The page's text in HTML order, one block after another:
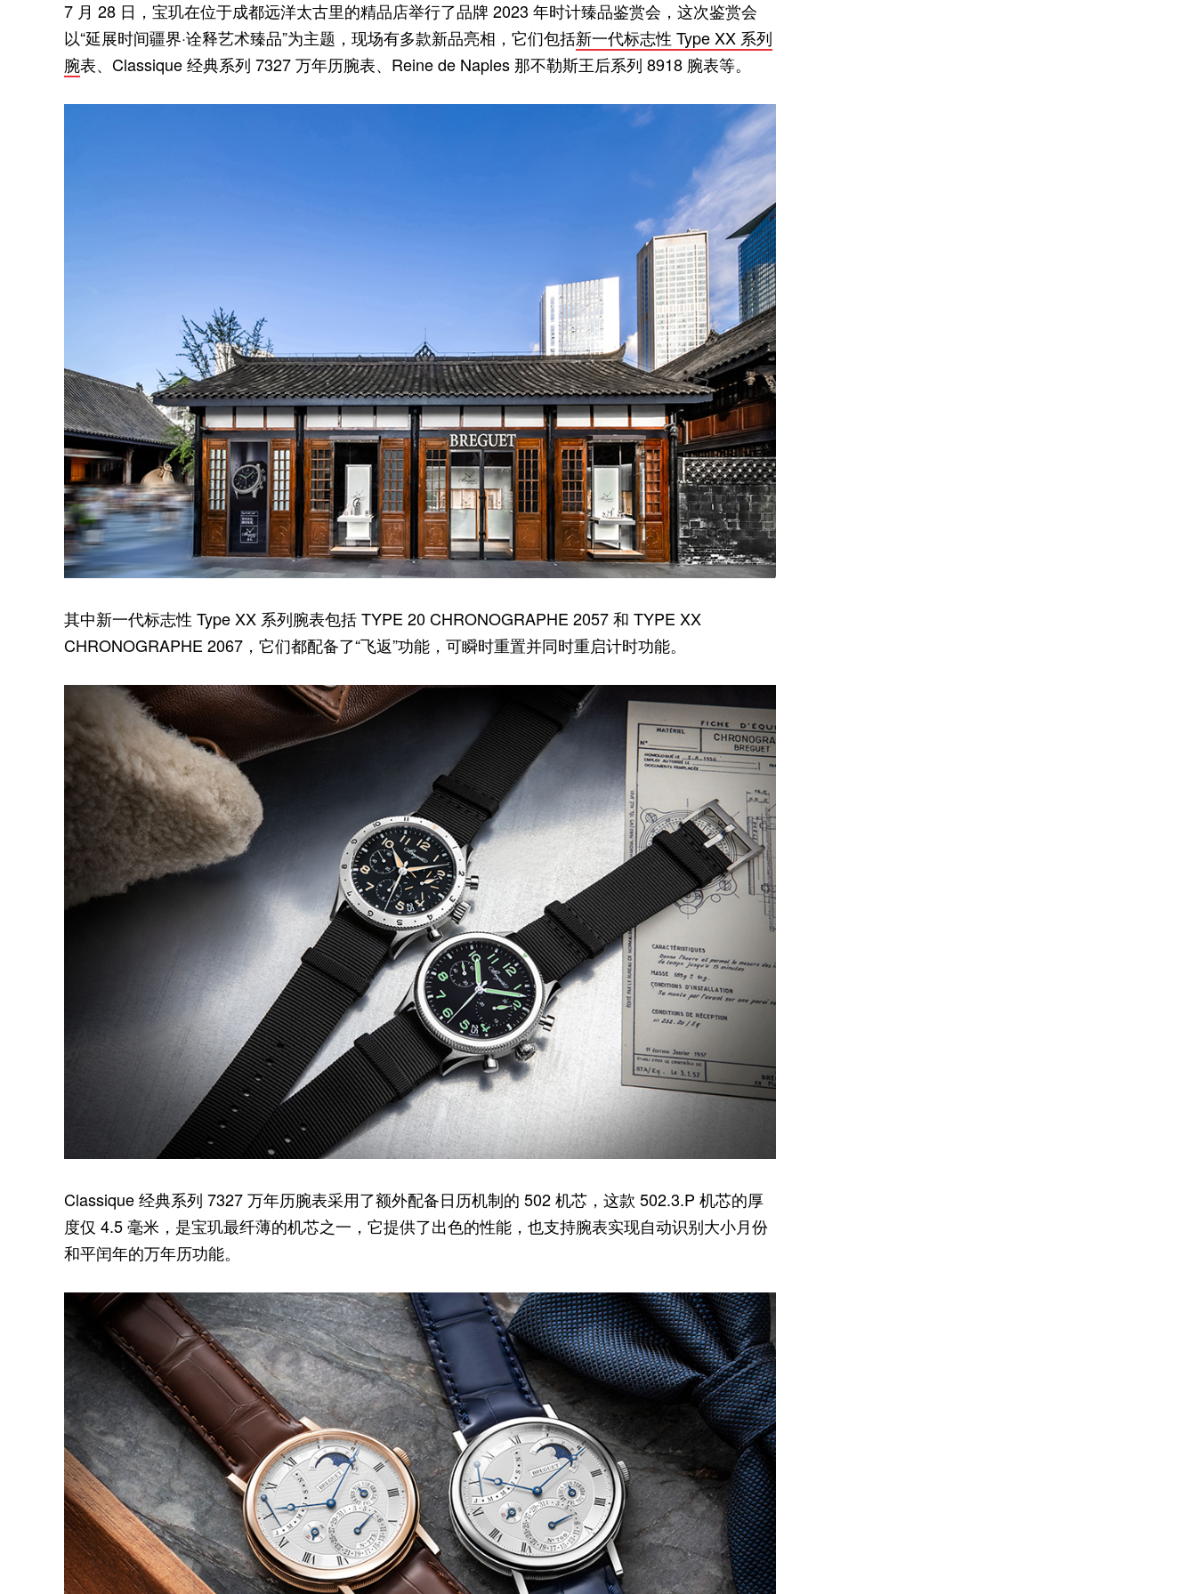
7 月 28 日，宝玑在位于成都远洋太古里的精品店举行了品牌 2023 年时计臻品鉴赏会，这次鉴赏会
以“延展时间疆界·诠释艺术臻品”为主题，现场有多款新品亮相，它们包括新一代标志性 Type XX 系列
腕表、Classique 经典系列 7327 万年历腕表、Reine de Naples 那不勒斯王后系列 8918 腕表等。
其中新一代标志性 Type XX 系列腕表包括 TYPE 20 CHRONOGRAPHE 2057 和 TYPE XX
CHRONOGRAPHE 2067，它们都配备了“飞返”功能，可瞬时重置并同时重启计时功能。
Classique 经典系列 7327 万年历腕表采用了额外配备日历机制的 502 机芯，这款 502.3.P 机芯的厚
度仅 4.5 毫米，是宝玑最纤薄的机芯之一，它提供了出色的性能，也支持腕表实现自动识别大小月份
和平闰年的万年历功能。